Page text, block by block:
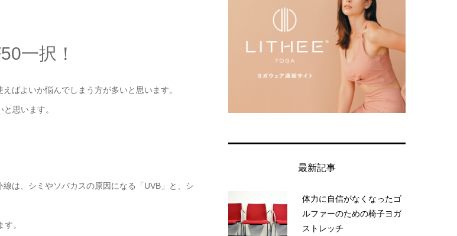
一択！
ばよいか悩んでしまう方が多いと思います。
思います。
は、シミやソバカスの原因になる「UVB」と、シ
。
最新記事
体力に自信がなくなったゴ
ルファーのための椅子ヨガ
ストレッチ